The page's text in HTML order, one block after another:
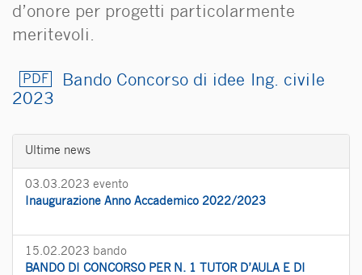
d’onore per progetti particolarmente
meritevoli.
Bando Concorso di idee Ing. civile
2023
Ultime news
03.03.2023 evento
Inaugurazione Anno Accademico 2022/2023
15.02.2023 bando
BANDO DI CONCORSO PER N. 1 TUTOR D’AULA E DI